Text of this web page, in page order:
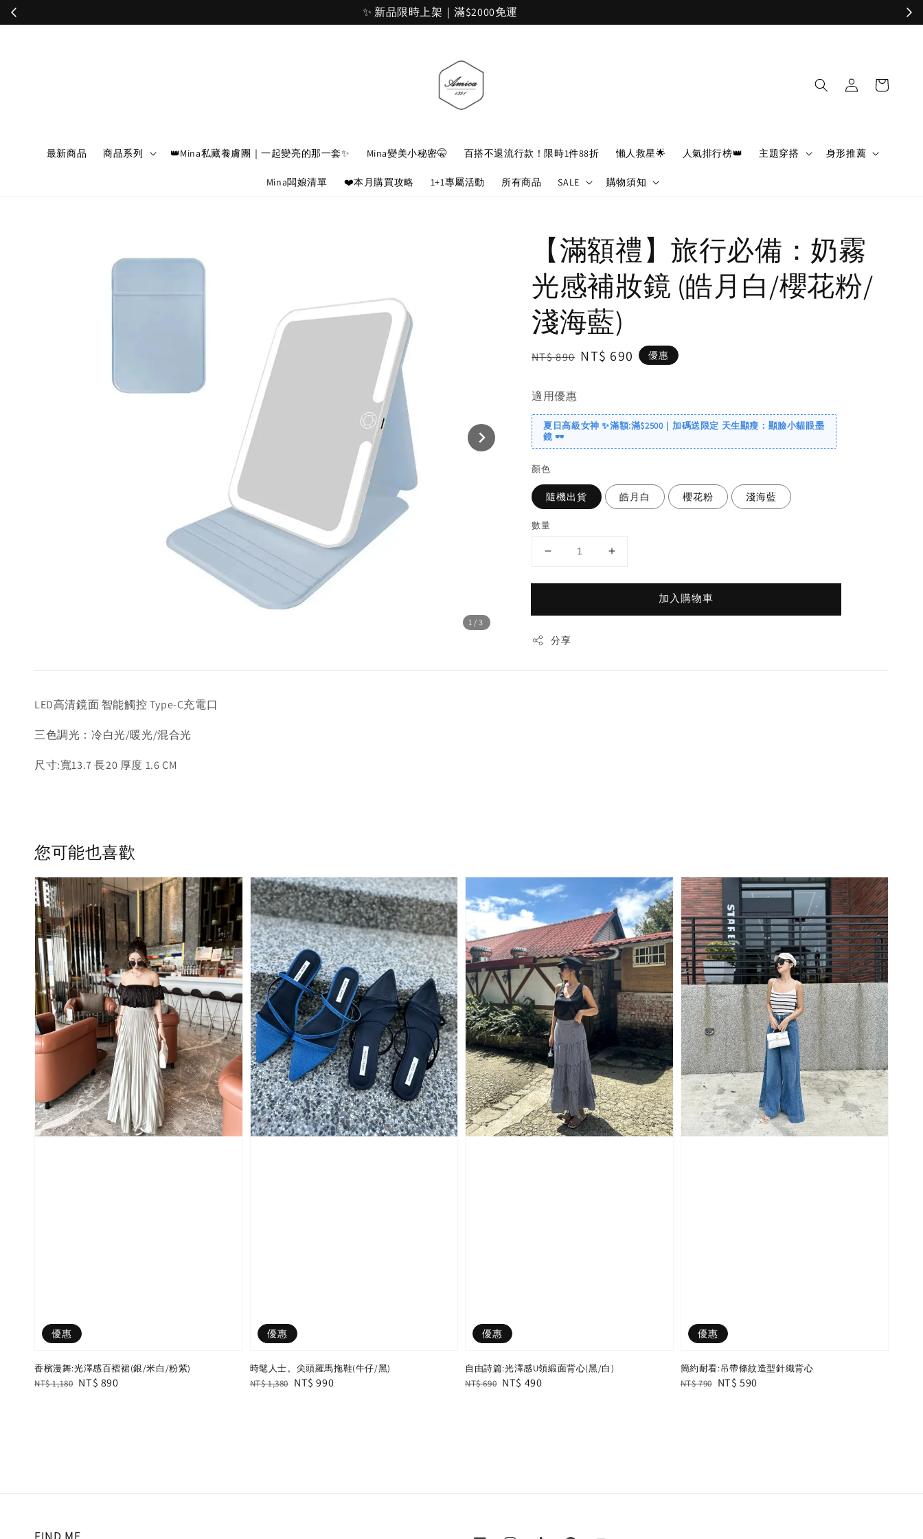
加入官網會員，立即折 $100
最新商品 商品系列 👑Mina私藏養膚團｜一起變亮的那一套✨ Mina變美小秘密🤫 百搭不退流行款！限時1件88折 懶人救星🌟 人氣排行榜👑 主題穿搭 身形推薦
Mina闆娘清單 ❤️本月購買攻略 1+1專屬活動 所有商品 SALE 購物須知
1 /3
【滿額禮】旅行必備：奶霧
光感補妝鏡 (皓月白/櫻花粉/
淺海藍)
Regular
NT$ 890 Sale
NT$ 690 優惠
適用優惠
夏日高級女神 ✨滿額:滿$2500｜加碼送限定 天生顯瘦：顯臉小貓眼墨
鏡 🕶️
顏色
隨機出貨 皓月白 櫻花粉 淺海藍
數量
加入購物車
分享
LED高清鏡面 智能觸控 Type-C充電口
三色調光：冷白光/暖光/混合光
尺寸:寬13.7 長20 厚度 1.6 CM
您可能也喜歡
優惠
香檳漫舞:光澤感百褶裙(銀/米白/粉紫)
Regular
NT$ 1,180 Sale
NT$ 890
優惠
時髦人士。尖頭羅馬拖鞋(牛仔/黑)
Regular
NT$ 1,380 Sale
NT$ 990
優惠
自由詩篇:光澤感U領緞面背心(黑/白)
Regular
NT$ 690 Sale
NT$ 490
優惠
簡約耐看:吊帶條紋造型針織背心
Regular
NT$ 790 Sale
NT$ 590